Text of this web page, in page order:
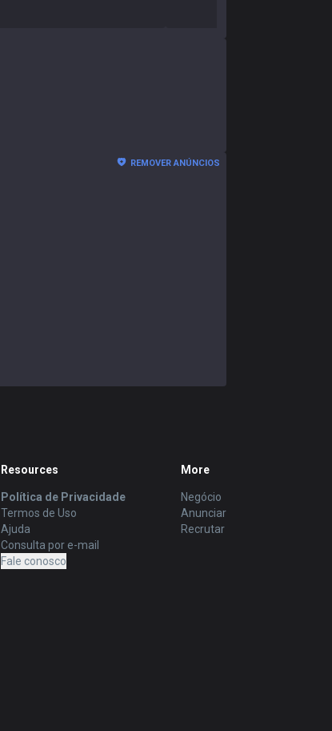
REMOVER ANÚNCIOS
Resources
Política de Privacidade
Termos de Uso
Ajuda
Consulta por e-mail
Fale conosco
More
Negócio
Anunciar
Recrutar